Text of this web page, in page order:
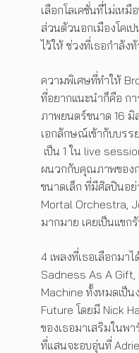
เลือกโลเคชั่นที่ไม่เห
ส่วนตัวนอกเมืองโคเ
ไว้ให้ ช่วงที่เธอกำลัง
ความพิเศษที่ทำให้
ที่อยากแนะนำก็คือ ก
ภาพยนตร์ขนาด 16 มิ
เอกลักษณ์เข้ากับบรร
เป็น 1 ใน live
ผนวกกับคุณภาพของก
ขนาดเล็ก ที่มีศิลปินอย่
Mortal Orchestra,
มากมาย เคยเป็นแขก
4 เพลงที่เธอเลือกมา
Sadness As A Gift,
Machine ทั้งหมดเป็
Future โดยมี Nick
ของเธอมาเสริมในพ
ที่แสนจะอบอุ่นที่